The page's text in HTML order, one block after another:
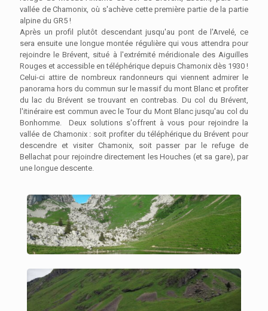
vallée de Chamonix, où s'achève cette première partie de la partie
alpine du GR5 !
Après un profil plutôt descendant jusqu'au pont de l'Arvelé, ce
sera ensuite une longue montée régulière qui vous attendra pour
rejoindre le Brévent, situé à l'extrémité méridionale des Aiguilles
Rouges et accessible en téléphérique depuis Chamonix dès 1930 !
Celui-ci attire de nombreux randonneurs qui viennent admirer le
panorama hors du commun sur le massif du mont Blanc et profiter
du lac du Brévent se trouvant en contrebas. Du col du Brévent,
l'itinéraire est commun avec le Tour du Mont Blanc jusqu'au col du
Bonhomme.
Deux solutions s'offrent à vous pour rejoindre la
vallée de Chamonix : soit profiter du téléphérique du Brévent pour
descendre et visiter Chamonix, soit passer par le refuge de
Bellachat pour rejoindre directement les Houches (et sa gare), par
une longue descente.